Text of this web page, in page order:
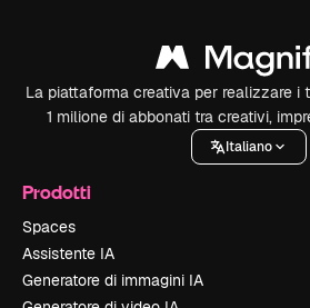
La piattaforma creativa per realizzare i
1 milione di abbonati tra creativi,
Italiano
Prodotti
Spaces
Assistente IA
Generatore di immagini IA